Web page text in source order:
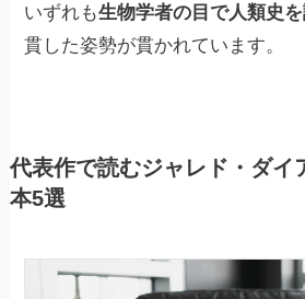
いずれも生物学者の目で人類史を
貫した姿勢が貫かれています。
代表作で読むジャレド・ダイ
本5選